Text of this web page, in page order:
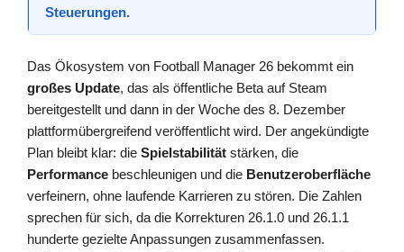
Steuerungen.
Das Ökosystem von Football Manager 26 bekommt ein
großes Update, das als öffentliche Beta auf Steam
bereitgestellt und dann in der Woche des 8. Dezember
plattformübergreifend veröffentlicht wird. Der angekündigte
Plan bleibt klar: die Spielstabilität stärken, die
Performance beschleunigen und die Benutzeroberfläche
verfeinern, ohne laufende Karrieren zu stören. Die Zahlen
sprechen für sich, da die Korrekturen 26.1.0 und 26.1.1
hunderte gezielte Anpassungen zusammenfassen.